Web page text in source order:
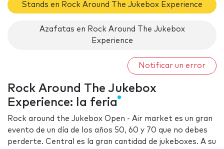
Stands en Rock Around The Jukebox Experience
Azafatas en Rock Around The Jukebox
Experience
Notificar un error
Rock Around The Jukebox
Experience: la feria
Rock around the Jukebox Open - Air market es un gran
evento de un día de los años 50, 60 y 70 que no debes
perderte. Central es la gran cantidad de jukeboxes. A su